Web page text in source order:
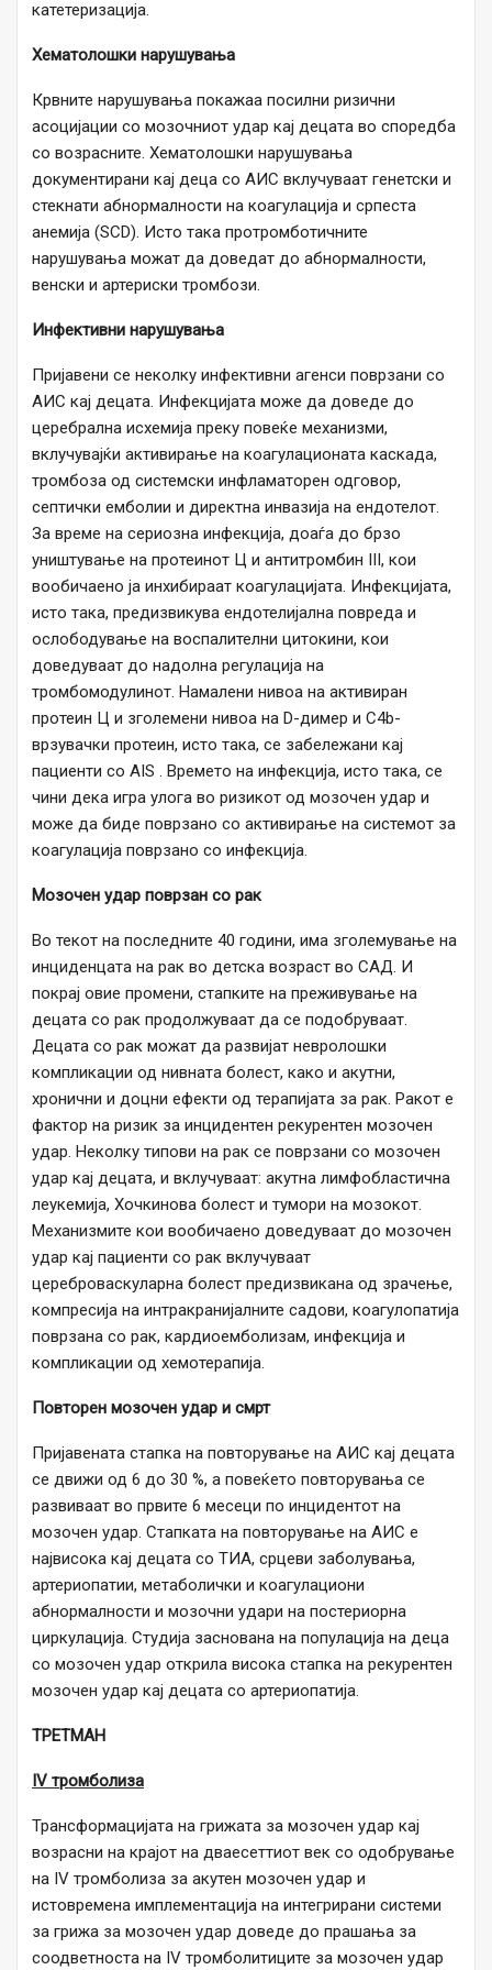
катетеризација.
Хематолошки нарушувања
Крвните нарушувања покажаа посилни ризични
асоцијации со мозочниот удар кај децата во споредба
со возрасните. Хематолошки нарушувања
документирани кај деца со АИС вклучуваат генетски и
стекнати абнормалности на коагулација и српеста
анемија (SCD). Исто така протромботичните
нарушувања можат да доведат до абнормалности,
венски и артериски тромбози.
Инфективни нарушувања
Пријавени се неколку инфективни агенси поврзани со
АИС кај децата. Инфекцијата може да доведе до
церебрална исхемија преку повеќе механизми,
вклучувајќи активирање на коагулационата каскада,
тромбоза од системски инфламаторен одговор,
септички емболии и директна инвазија на ендотелот.
За време на сериозна инфекција, доаѓа до брзо
уништување на протеинот Ц и антитромбин III, кои
вообичаено ја инхибираат коагулацијата. Инфекцијата,
исто така, предизвикува ендотелијална повреда и
ослободување на воспалителни цитокини, кои
доведуваат до надолна регулација на
тромбомодулинот. Намалени нивоа на активиран
протеин Ц и зголемени нивоа на D-димер и C4b-
врзувачки протеин, исто така, се забележани кај
пациенти со AIS . Времето на инфекција, исто така, се
чини дека игра улога во ризикот од мозочен удар и
може да биде поврзано со активирање на системот за
коагулација поврзано со инфекција.
Мозочен удар поврзан со рак
Во текот на последните 40 години, има зголемување на
инциденцата на рак во детска возраст во САД. И
покрај овие промени, стапките на преживување на
децата со рак продолжуваат да се подобруваат.
Децата со рак можат да развијат невролошки
компликации од нивната болест, како и акутни,
хронични и доцни ефекти од терапијата за рак. Ракот е
фактор на ризик за инцидентен рекурентен мозочен
удар. Неколку типови на рак се поврзани со мозочен
удар кај децата, и вклучуваат: акутна лимфобластична
леукемија, Хочкинова болест и тумори на мозокот.
Механизмите кои вообичаено доведуваат до мозочен
удар кај пациенти со рак вклучуваат
цереброваскуларна болест предизвикана од зрачење,
компресија на интракранијалните садови, коагулопатија
поврзана со рак, кардиоемболизам, инфекција и
компликации од хемотерапија.
Повторен мозочен удар и смрт
Пријавената стапка на повторување на АИС кај децата
се движи од 6 до 30 %, а повеќето повторувања се
развиваат во првите 6 месеци по инцидентот на
мозочен удар. Стапката на повторување на АИС е
највисока кај децата со ТИА, срцеви заболувања,
артериопатии, метаболички и коагулациони
абнормалности и мозочни удари на постериорна
циркулација. Студија заснована на популација на деца
со мозочен удар открила висока стапка на рекурентен
мозочен удар кај децата со артериопатија.
ТРЕТМАН
IV тромболиза
Трансформацијата на грижата за мозочен удар кај
возрасни на крајот на дваесеттиот век со одобрување
на IV тромболиза за акутен мозочен удар и
истовремена имплементација на интегрирани системи
за грижа за мозочен удар доведе до прашања за
соодветноста на IV тромболитиците за мозочен удар